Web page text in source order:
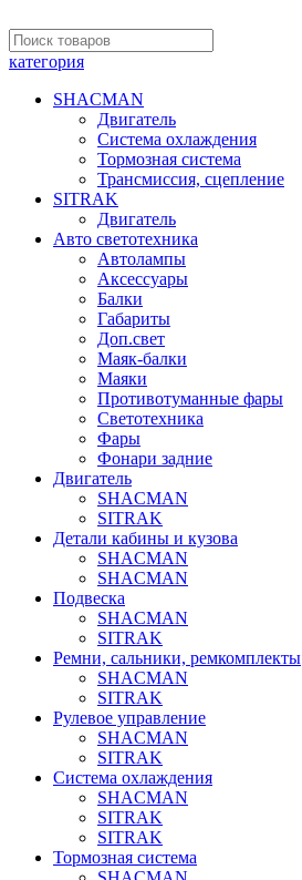
категория
SHACMAN
Двигатель
Система охлаждения
Тормозная система
Трансмиссия, сцепление
SITRAK
Двигатель
Авто светотехника
Автолампы
Аксессуары
Балки
Габариты
Доп.свет
Маяк-балки
Маяки
Противотуманные фары
Светотехника
Фары
Фонари задние
Двигатель
SHACMAN
SITRAK
Детали кабины и кузова
SHACMAN
SHACMAN
Подвеска
SHACMAN
SITRAK
Ремни, сальники, ремкомплекты
SHACMAN
SITRAK
Рулевое управление
SHACMAN
SITRAK
Система охлаждения
SHACMAN
SITRAK
SITRAK
Тормозная система